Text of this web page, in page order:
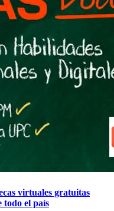
virtuales gratuitas
todo el país